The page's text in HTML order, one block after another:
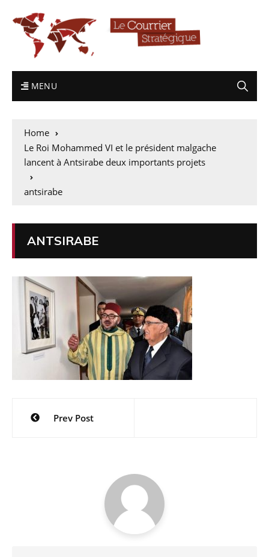
MENU
Home
Le Roi Mohammed VI et le président malgache
lancent à Antsirabe deux importants projets
antsirabe
ANTSIRABE
Navigation
Prev Post